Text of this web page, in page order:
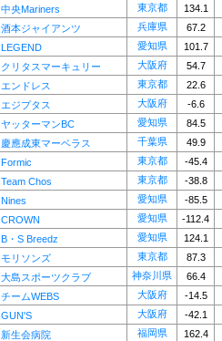
中央Mariners 東京都
134.1
酒本ジャイアンツ 兵庫県
67.2
LEGEND 愛知県
101.7
クリタスマーキュリー 大阪府
54.7
エンドレス 東京都
22.6
エジプタス 大阪府
-6.6
ヤッターマンBC 愛知県
84.5
慶應成東マーベラス 千葉県
49.9
Formic 東京都
-45.4
Team Chos 東京都
-38.8
Nines 愛知県
-85.5
CROWN 愛知県
-112.4
B・S Breedz 愛知県
124.1
モリソンズ 東京都
87.3
大島スポーツクラブ 神奈川県
66.4
チームWEBS 大阪府
-14.5
GUN'S 大阪府
-42.1
新生会病院 福岡県
162.4